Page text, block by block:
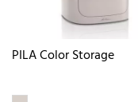
PILA Color Storage